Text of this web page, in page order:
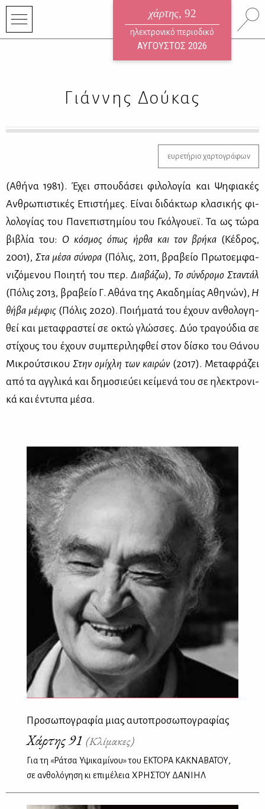
χάρτης, 92
ηλεκτρονικό περιοδικό
ΑΥΓΟΥΣΤΟΣ 2026
Γιάννης Δούκας
ευρετήριο χαρτογράφων
(Αθή­να 1981). Έχει σπου­δά­σει φι­λο­λο­γία και Ψη­φια­κές
Αν­θρω­πι­στι­κές Επι­στή­μες. Εί­ναι δι­δά­κτωρ κλα­σι­κής φι­
λο­λο­γί­ας του Πα­νε­πι­στη­μί­ου του Γκόλ­γου­εϊ. Τα ως τώ­ρα
βι­βλία του: Ο κό­σμος όπως ήρ­θα και τον βρή­κα (Κέ­δρος,
2001), Στα μέ­σα σύ­νο­ρα (Πό­λις, 2011, βρα­βείο Πρω­το­εμ­φα­
νι­ζό­με­νου Ποι­η­τή του περ. Δια­βά­ζω), Το σύν­δρο­μο Στα­ντάλ
(Πό­λις 2013, βρα­βείο Γ. Αθά­να της Ακα­δη­μί­ας Αθη­νών), Η
θή­βα μέμ­φις (Πό­λις 2020). Ποι­ή­μα­τά του έχουν αν­θο­λο­γη­
θεί και με­τα­φρα­στεί σε οκτώ γλώσ­σες. Δύο τρα­γού­δια σε
στί­χους του έχουν συ­μπε­ρι­λη­φθεί στον δί­σκο του Θά­νου
Μι­κρού­τσι­κου Στην ομί­χλη των και­ρών (2017). Με­τα­φρά­ζει
από τα αγ­γλι­κά και δη­μο­σιεύ­ει κεί­με­νά του σε ηλε­κτρο­νι­
κά και έντυ­πα μέ­σα.
Προσωπογραφία μιας αυτοπροσωπογραφίας
Χάρτης 91 (Κλίμακες)
Για τη «Ράτσα Υψικαμίνου» του ΕΚΤΟΡΑ ΚΑΚΝΑΒΑΤΟΥ,
σε ανθολόγηση κι επιμέλεια ΧΡΗΣΤΟΥ ΔΑΝΙΗΛ